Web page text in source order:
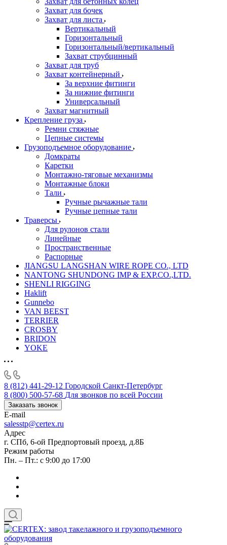
Захват для бочек
Захват для листа
Вертикальный
Горизонтальный
Горизонтальный/вертикальный
Захват струбцинный
Захват для труб
Захват контейнерный
За верхние фитинги
За нижние фитинги
Универсальный
Захват магнитный
Крепление груза
Ремни стяжные
Цепные системы
Грузоподъемное оборудование
Домкраты
Каретки
Монтажно-тяговые механизмы
Монтажные блоки
Тали
Ручные рычажные тали
Ручные цепные тали
Траверсы
Для рулонов стали
Линейные
Пространственные
Распорные
JIANGSU LANGSHAN WIRE ROPE CO., LTD
NANTONG SHUNDONG IMP & EXP.CO.,LTD.
SHENLI RIGGING
Haklift
Gunnebo
VAN BEEST
TERRIER
CROSBY
BRIDON
YOKE
8 (812) 441-29-12 Городской Санкт-Петербург
8 (800) 500-57-68 Для звонков по всей России
Заказать звонок
E-mail
salesstp@certex.ru
Адрес
г. СПб, 6-ой Предпортовый проезд, д.8Б
Режим работы
Пн. – Пт.: с 9:00 до 17:00